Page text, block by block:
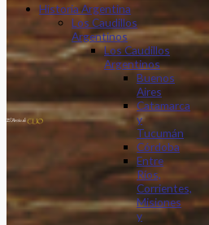
Historia Argentina
Los Caudillos
Argentinos
Los Caudillos
Argentinos
Buenos
Aires
Catamarca
y
Tucumán
Córdoba
Entre
Ríos,
Corrientes,
Misiones
y